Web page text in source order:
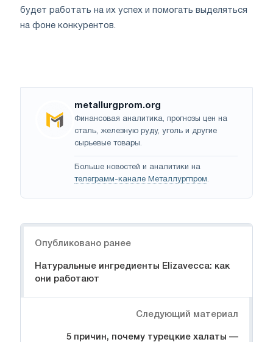
будет работать на их успех и помогать выделяться
на фоне конкурентов.
metallurgprom.org
Финансовая аналитика, прогнозы цен на
сталь, железную руду, уголь и другие
сырьевые товары.
Больше новостей и аналитики на
телеграмм-канале Металлургпром.
Опубликовано ранее
Натуральные ингредиенты Elizavecca: как
они работают
Следующий материал
5 причин, почему турецкие халаты —